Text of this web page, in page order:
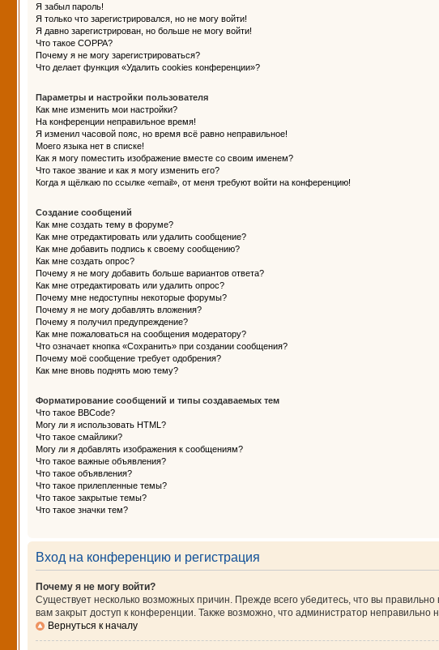
Я забыл пароль!
Я только что зарегистрировался, но не могу войти!
Я давно зарегистрирован, но больше не могу войти!
Что такое COPPA?
Почему я не могу зарегистрироваться?
Что делает функция «Удалить cookies конференции»?
Параметры и настройки пользователя
Как мне изменить мои настройки?
На конференции неправильное время!
Я изменил часовой пояс, но время всё равно неправильное!
Моего языка нет в списке!
Как я могу поместить изображение вместе со своим именем?
Что такое звание и как я могу изменить его?
Когда я щёлкаю по ссылке «email», от меня требуют войти на конференцию!
Создание сообщений
Как мне создать тему в форуме?
Как мне отредактировать или удалить сообщение?
Как мне добавить подпись к своему сообщению?
Как мне создать опрос?
Почему я не могу добавить больше вариантов ответа?
Как мне отредактировать или удалить опрос?
Почему мне недоступны некоторые форумы?
Почему я не могу добавлять вложения?
Почему я получил предупреждение?
Как мне пожаловаться на сообщения модератору?
Что означает кнопка «Сохранить» при создании сообщения?
Почему моё сообщение требует одобрения?
Как мне вновь поднять мою тему?
Форматирование сообщений и типы создаваемых тем
Что такое BBCode?
Могу ли я использовать HTML?
Что такое смайлики?
Могу ли я добавлять изображения к сообщениям?
Что такое важные объявления?
Что такое объявления?
Что такое прилепленные темы?
Что такое закрытые темы?
Что такое значки тем?
Вход на конференцию и регистрация
Почему я не могу войти?
Существует несколько возможных причин. Прежде всего убедитесь, что вы
вам закрыт доступ к конференции. Также возможно, что администратор
Вернуться к началу